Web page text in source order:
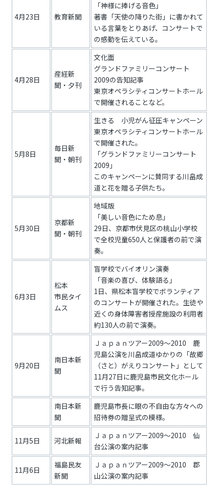
4月23日 教育新聞
「神様に捧げる音色」
著書「天使の降りた街」に書かれて
いる言葉をとりあげ、コンサートで
の感動を伝えている。
4月28日
産経新
聞・夕刊
文化面
グランドファミリーコンサート
2009の告知記事
東京オペラシティコンサートホール
で開催されることなど。
5月8日
毎日新
聞・朝刊
生きる 小児がん征圧キャンペーン
東京オペラシティコンサートホール
で開催された。
「グランドファミリーコンサート
2009」
このキャンペーンに賛同する川畠成
道と花を贈る子供たち。
5月30日
京都新
聞・朝刊
地域版
「美しい音色にため息」
29日、京都市伏見区の桃山小学校
で全校児童650人と保護者の前で演
奏。
6月3日
松本
市民タイ
ムス
盲学校でバイオリン演奏
「音楽の喜び、体験語る」
1日、県松本盲学校でボランティア
のコンサートが開催された。生徒や
近くの身体障害者授産施設の利用者
約130人の前で演奏。
9月20日
南日本新
聞
Ｊａｐａｎツアー2009～2010 鹿
児島公演を川畠成道ゆかりの「故郷
（さと）がえりコンサート」として
11月27日に鹿児島市民文化ホール
で行う告知記事。
南日本新
聞
鹿児島市長に眼の不自由な方々への
招待券の贈呈式の模様。
11月5日 河北新報
Ｊａｐａｎツアー2009～2010 仙
台公演の案内記事
11月6日
福島民友
新聞
Ｊａｐａｎツアー2009～2010 郡
山公演の案内記事